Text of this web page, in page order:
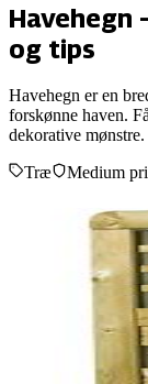
Havehegn
og tips
Havehegn er en
forskønne haven.
dekorative mønstre.
Træ
Medium